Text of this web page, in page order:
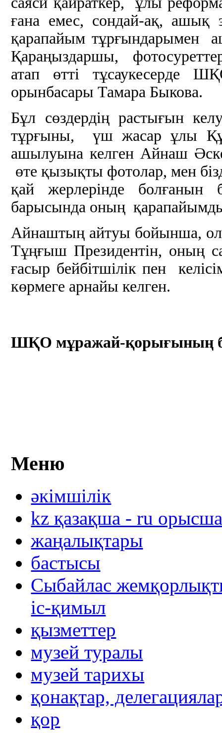
ғана емес, сондай-ақ, ашық
қарапайым тұрғындарымен
Қараңыздаршы,
атап өтті тұсаукесерде
орынбасары Тамара Быкова.
Бұл сөздердің растығын
тұрғыны, үш жасар ұлы
ашылуына келген Айнаш
өте қызықты фотолар, мен
қай жерлерінде болғанын
барысында оның
Айнаштың айтуы бойынша, ол
Тұңғыш Президентін, оның
ғасыр бейбітшілік пен
көрмеге арнайы келген.
ШҚО мұражай-қорығының
Меню
әкімшілік
kz қазақша - ru
жаңалықтары
бастысы
Сыбайлас
іс-қимыл
қызметтер
музей туралы
музей тарихы
қонақтар,
қор